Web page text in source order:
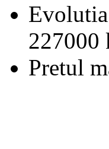
227000
Pretul